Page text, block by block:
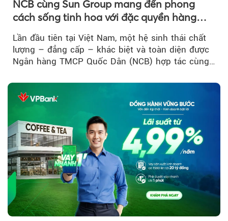
NCB cùng Sun Group mang đến phong
cách sống tinh hoa với đặc quyền hàng
đầu Việt Nam
Lần đầu tiên tại Việt Nam, một hệ sinh thái chất
lượng – đẳng cấp – khác biệt và toàn diện được
Ngân hàng TMCP Quốc Dân (NCB) hợp tác cùng